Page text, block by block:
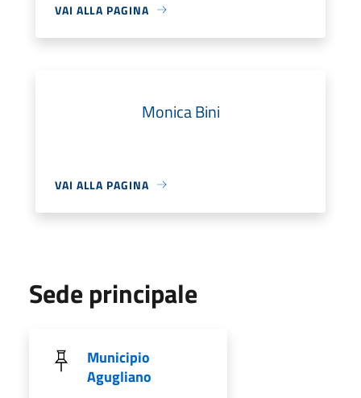
VAI ALLA PAGINA
Monica Bini
VAI ALLA PAGINA
Sede principale
Municipio
Agugliano